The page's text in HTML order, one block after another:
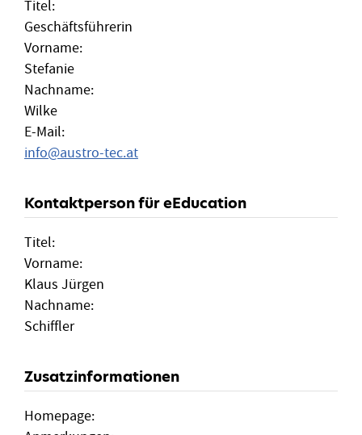
Titel:
Geschäftsführerin
Vorname:
Stefanie
Nachname:
Wilke
E-Mail:
info@austro-tec.at
Kontaktperson für eEducation
Titel:
Vorname:
Klaus Jürgen
Nachname:
Schiffler
Zusatzinformationen
Homepage: